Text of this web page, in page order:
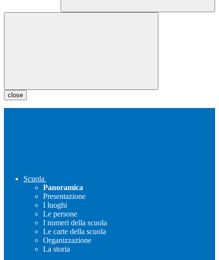
close
Scuola
Panoramica
Presentazione
I luoghi
Le persone
I numeri della scuola
Le carte della scuola
Organizzazione
La storia